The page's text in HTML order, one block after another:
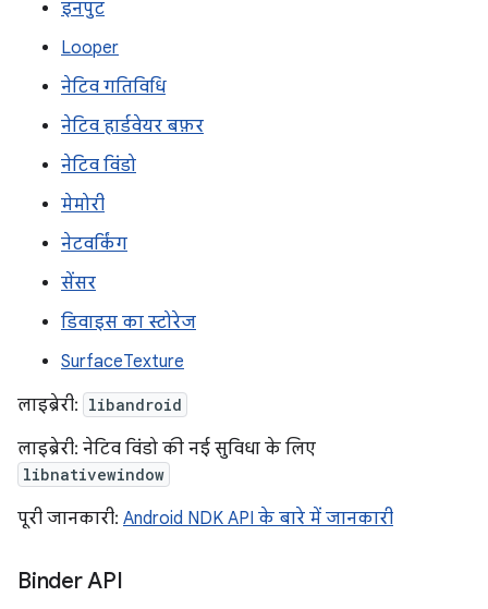
इनपुट
Looper
नेटिव गतिविधि
नेटिव हार्डवेयर बफ़र
नेटिव विंडो
मेमोरी
नेटवर्किंग
सेंसर
डिवाइस का स्टोरेज
SurfaceTexture
लाइब्रेरी: libandroid
लाइब्रेरी: नेटिव विंडो की नई सुविधा के लिए
libnativewindow
पूरी जानकारी: Android NDK API के बारे में जानकारी
Binder API